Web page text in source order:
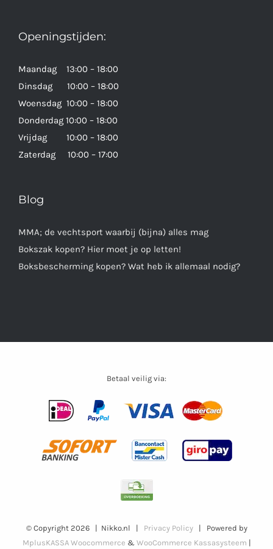
Openingstijden:
Maandag 13:00 – 18:00
Dinsdag 10:00 – 18:00
Woensdag 10:00 – 18:00
Donderdag 10:00 – 18:00
Vrijdag 10:00 – 18:00
Zaterdag 10:00 – 17:00
Blog
MMA; de vechtsport waarbij (bijna) alles mag
Bokszak kopen? Hier moet je op letten!
Boksbescherming kopen? Wat heb ik allemaal nodig?
Betaal veilig via:
© Copyright 2026 | Nikko.nl | Privacy Policy| Powered by
MplusKASSA Woocommerce & WooCommerce Kassasysteem |